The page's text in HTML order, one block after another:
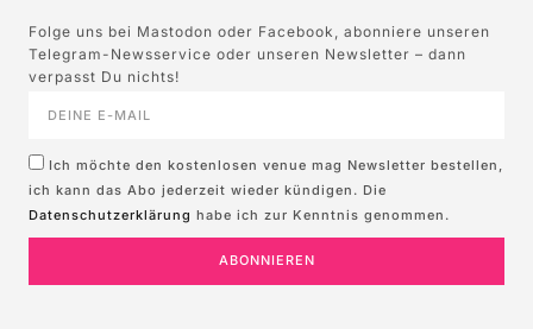
Folge uns bei Mastodon oder Facebook, abonniere unseren
Telegram-Newsservice oder unseren Newsletter – dann
verpasst Du nichts!
Ich möchte den kostenlosen venue mag Newsletter bestellen,
ich kann das Abo jederzeit wieder kündigen. Die
Datenschutzerklärung habe ich zur Kenntnis genommen.
ABONNIEREN